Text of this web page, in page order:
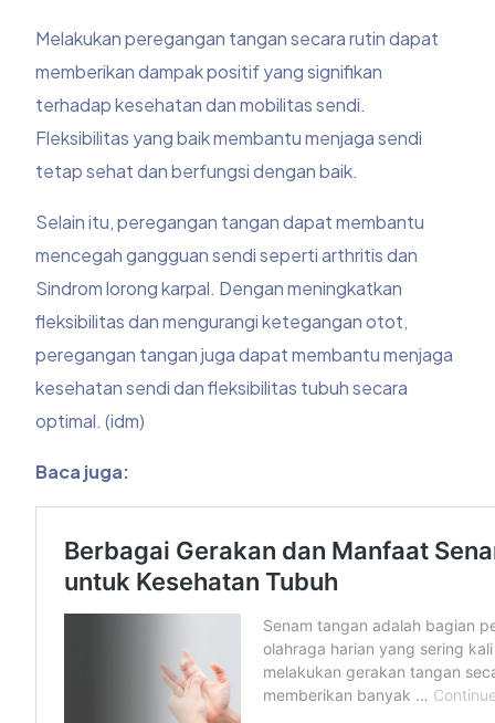
Melakukan peregangan tangan secara rutin dapat
memberikan dampak positif yang signifikan
terhadap kesehatan dan mobilitas sendi.
Fleksibilitas yang baik membantu menjaga sendi
tetap sehat dan berfungsi dengan baik.
Selain itu, peregangan tangan dapat membantu
mencegah gangguan sendi seperti arthritis dan
Sindrom lorong karpal. Dengan meningkatkan
fleksibilitas dan mengurangi ketegangan otot,
peregangan tangan juga dapat membantu menjaga
kesehatan sendi dan fleksibilitas tubuh secara
optimal. (idm)
Baca juga: